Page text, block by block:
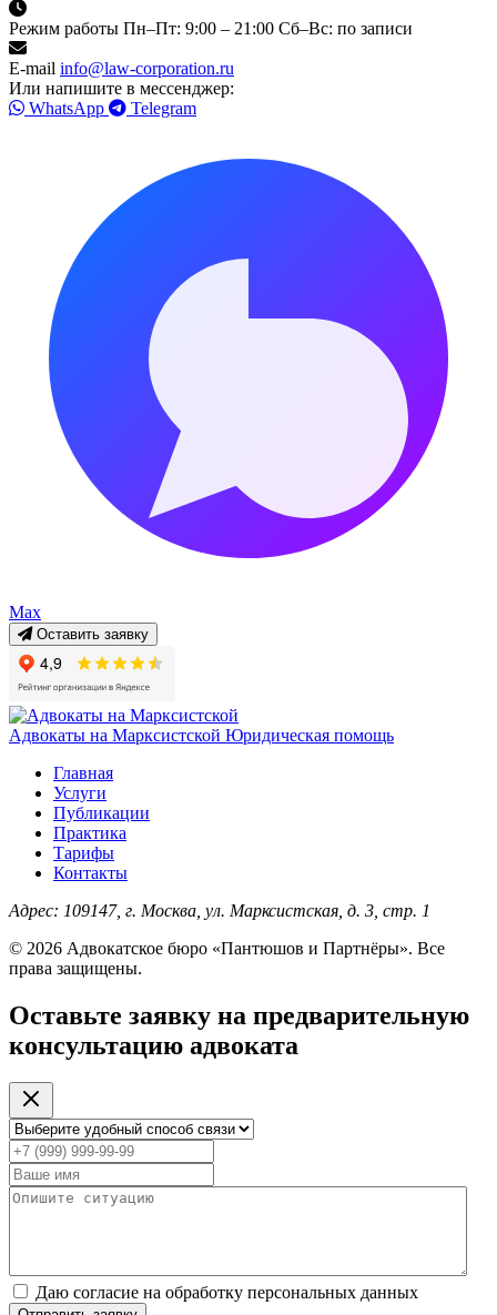
Режим работы Пн–Пт: 9:00 – 21:00 Сб–Вс: по записи
E-mail info@law-corporation.ru
Или напишите в мессенджер:
WhatsApp
Telegram
Max
Оставить заявку
Адвокаты на Марксистской Юридическая помощь
Главная
Услуги
Публикации
Практика
Тарифы
Контакты
Адрес: 109147, г. Москва, ул. Марксистская, д. 3, стр. 1
© 2026 Адвокатское бюро «Пантюшов и Партнёры». Все
права защищены.
Оставьте заявку на предварительную
консультацию адвоката
Даю согласие на обработку персональных данных